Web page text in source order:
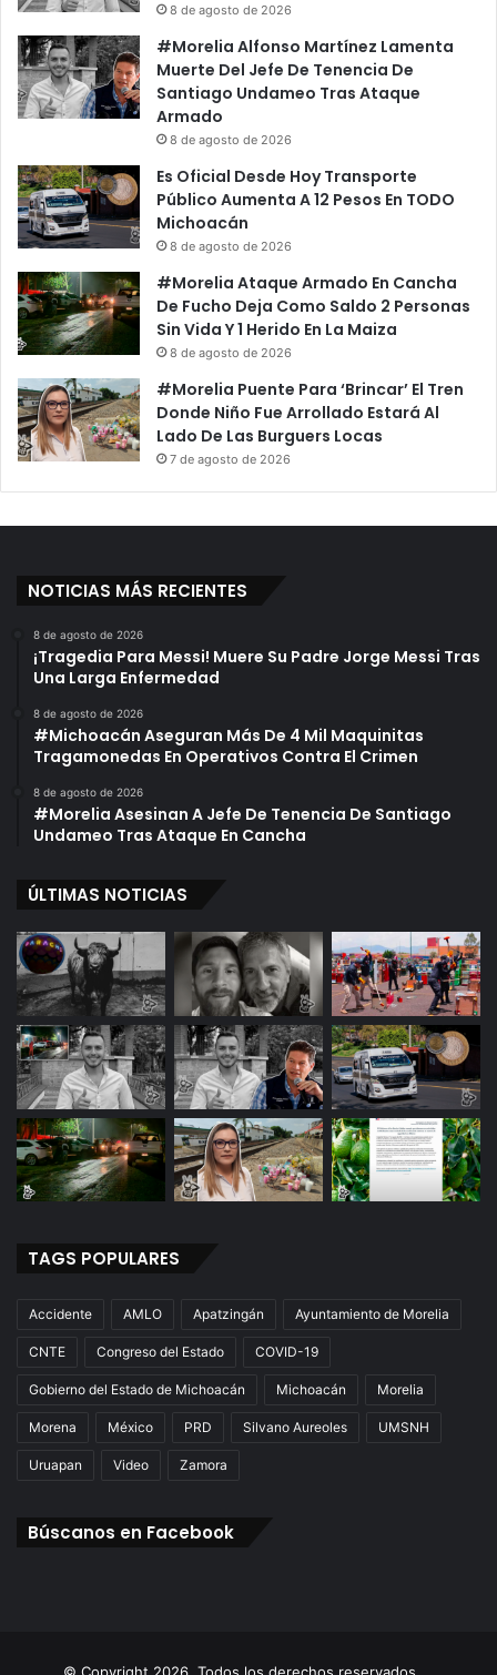
8 de agosto de 2026
#Morelia Alfonso Martínez Lamenta
Muerte Del Jefe De Tenencia De
Santiago Undameo Tras Ataque
Armado
8 de agosto de 2026
Es Oficial Desde Hoy Transporte
Público Aumenta A 12 Pesos En TODO
Michoacán
8 de agosto de 2026
#Morelia Ataque Armado En Cancha
De Fucho Deja Como Saldo 2 Personas
Sin Vida Y 1 Herido En La Maiza
8 de agosto de 2026
#Morelia Puente Para ‘Brincar’ El Tren
Donde Niño Fue Arrollado Estará Al
Lado De Las Burguers Locas
7 de agosto de 2026
NOTICIAS MÁS RECIENTES
8 de agosto de 2026
¡Tragedia Para Messi! Muere Su Padre Jorge Messi Tras
Una Larga Enfermedad
8 de agosto de 2026
#Michoacán Aseguran Más De 4 Mil Maquinitas
Tragamonedas En Operativos Contra El Crimen
8 de agosto de 2026
#Morelia Asesinan A Jefe De Tenencia De Santiago
Undameo Tras Ataque En Cancha
ÚLTIMAS NOTICIAS
TAGS POPULARES
Accidente AMLO Apatzingán Ayuntamiento de Morelia
CNTE Congreso del Estado COVID-19
Gobierno del Estado de Michoacán Michoacán Morelia
Morena México PRD Silvano Aureoles UMSNH
Uruapan Video Zamora
Búscanos en Facebook